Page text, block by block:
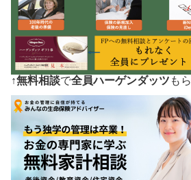
↑無料相談で全員ハーゲンダッツ も